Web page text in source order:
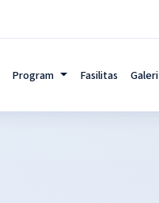
Program Fasilitas Galeri